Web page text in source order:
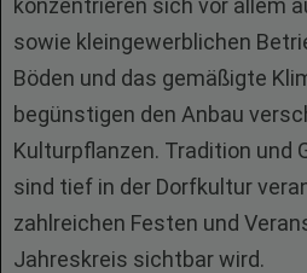
konzentrieren sich vor allem
sowie kleingewerblichen
Böden und das gemäßigte
begünstigen den Anbau
Kulturpflanzen. Tradition und
sind tief in der Dorfkultur
zahlreichen Festen und
Jahreskreis sichtbar wird.